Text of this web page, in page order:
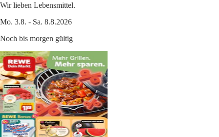
Wir lieben Lebensmittel.
Mo. 3.8. - Sa. 8.8.2026
Noch bis morgen gültig